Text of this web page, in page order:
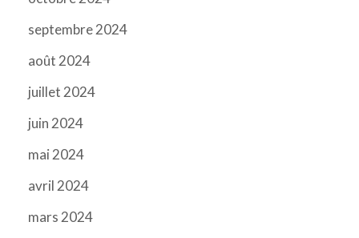
septembre 2024
août 2024
juillet 2024
juin 2024
mai 2024
avril 2024
mars 2024